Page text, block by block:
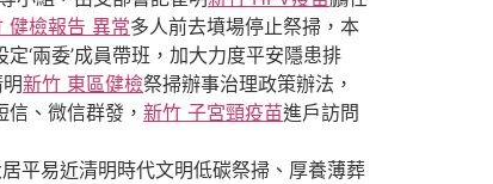
健檢報告 異常多人前去墳場停止祭掃，本
定‘兩委’成員帶班，加大力度平安隱患排
新竹 東區健檢祭掃辦事治理政策辦法，
、微信群發， 新竹 子宮頸疫苗進戶訪問
平易近清明時代文明低碳祭掃、厚養薄葬